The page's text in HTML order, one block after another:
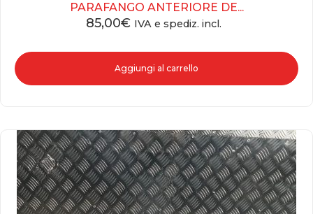
PARAFANGO ANTERIORE DE...
85,00€ IVA e spediz. incl.
Aggiungi al carrello